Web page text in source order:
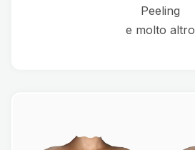
Peeling
e molto altro